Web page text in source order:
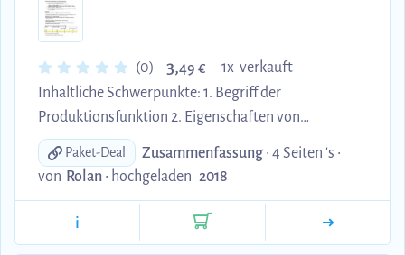
(0) 3,49 €
1x verkauft
Inhaltliche Schwerpunkte: 1. Begriff der
Produktionsfunktion 2. Eigenschaften von
Produktionsfunktionen bei unterschiedlichen
Faktorvariationen 3. Minimalkostenkombination
Paket-Deal Zusammenfassung • 4 Seiten 's •
von Rolan • hochgeladen 2018
i